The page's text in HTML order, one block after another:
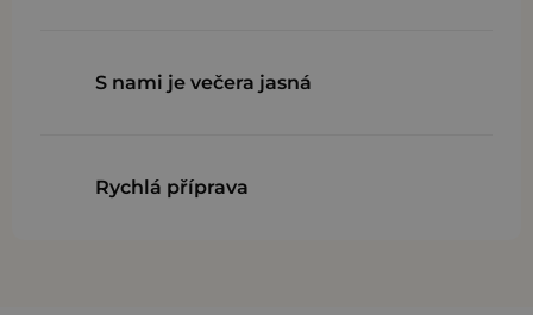
S nami je večera jasná
Rychlá příprava